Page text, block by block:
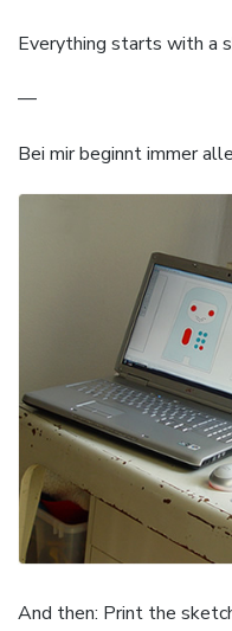
Everything starts with a
—
Bei mir beginnt immer
And then: Print the